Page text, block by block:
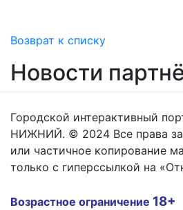
Возврат к списку
Новости
Городской интерактивный
НИЖНИЙ. © 2024 Все права
или частичное копирование
только с гиперссылкой на
Возрастное ограничение 18+